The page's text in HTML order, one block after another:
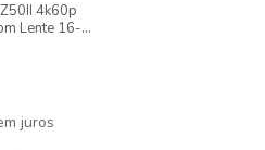
4k60p
Lente 16-
juros